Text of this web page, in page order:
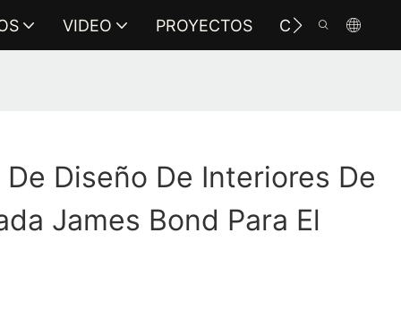
VIDEO PROYECTOS CONTÁCTENOS
Diseño De Interiores De
James Bond Para El